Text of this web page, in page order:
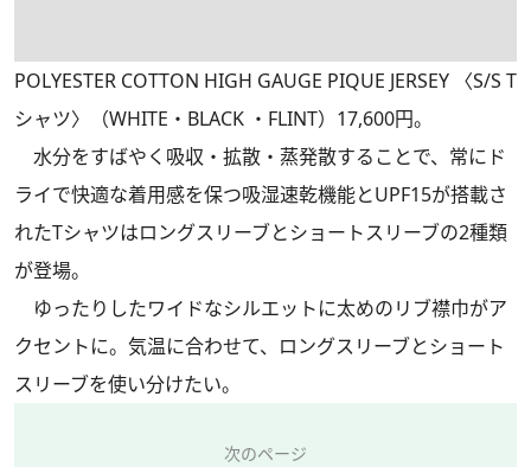
POLYESTER COTTON HIGH GAUGE PIQUE JERSEY 〈S/S T
シャツ〉（WHITE・BLACK ・FLINT）17,600円。
水分をすばやく吸収・拡散・蒸発散することで、常にド
ライで快適な着用感を保つ吸湿速乾機能とUPF15が搭載さ
れたTシャツはロングスリーブとショートスリーブの2種類
が登場。
ゆったりしたワイドなシルエットに太めのリブ襟巾がア
クセントに。気温に合わせて、ロングスリーブとショート
スリーブを使い分けたい。
次のページ